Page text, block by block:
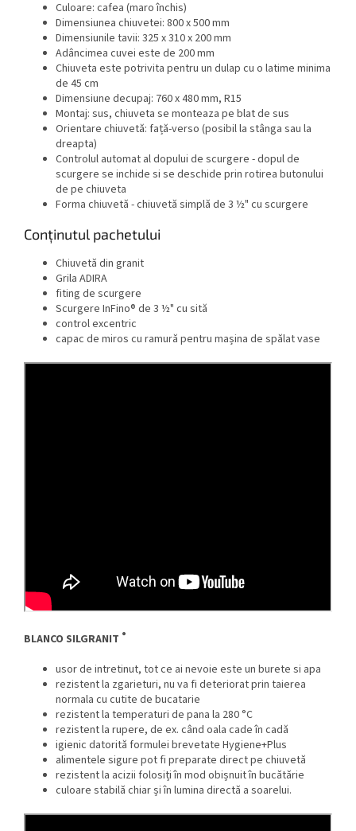
Culoare: cafea (maro închis)
Dimensiunea chiuvetei: 800x 500mm
Dimensiunile tavii: 325 x 310 x 200 mm
Adâncimea cuvei este de 200 mm
Chiuveta este potrivita pentru un dulap cu o latime minima
de 45 cm
Dimensiune decupaj: 760x 480 mm, R15
Montaj: sus, chiuveta se monteaza pe blat de sus
Orientare chiuvetă: față-verso (posibil la stânga sau la
dreapta)
Controlul automat al dopului de scurgere - dopul de
scurgere se inchide si se deschide prin rotirea butonului
de pe chiuveta
Forma chiuvetă - chiuvetă simplă de 3 ½" cu scurgere
Conținutul pachetului
Chiuvetă din granit
Grila ADIRA
fiting de scurgere
Scurgere InFino® de 3 ½" cu sită
control excentric
capac de miros cu ramură pentru mașina de spălat vase
BLANCO SILGRANIT ®
usor de intretinut, tot ce ai nevoie este un burete si apa
rezistent la zgarieturi, nu va fi deteriorat prin taierea
normala cu cutite de bucatarie
rezistent la temperaturi de pana la 280 °C
rezistent la rupere, de ex. când oala cade în cadă
igienic datorită formulei brevetate Hygiene+Plus
alimentele sigure pot fi preparate direct pe chiuvetă
rezistent la acizii folosiți în mod obișnuit în bucătărie
culoare stabilă chiar și în lumina directă a soarelui.